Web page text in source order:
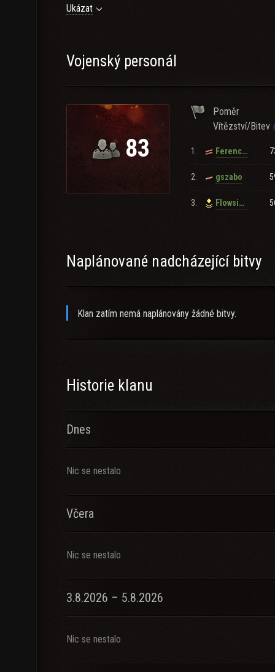
Bites,egy harapás a jóból:)
Ukázat
Vojenský personál
83
Poměr
Vítězství/Bitev
1. Ferencz1
2. gszabo
3. Flowsick0
Naplánované nadcházející bitvy
Klan zatím nemá naplánovány žádné bitvy.
Historie klanu
Dnes
Nic se nestalo
Včera
Nic se nestalo
3.8.2026 – 5.8.2026
Nic se nestalo